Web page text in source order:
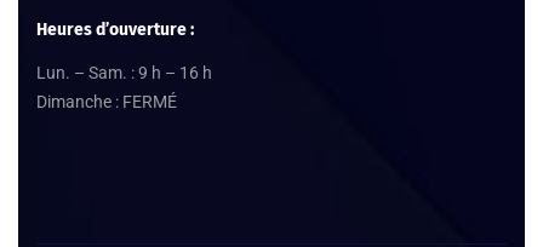
Heures d’ouverture :
Lun. – Sam. : 9 h – 16 h
Dimanche : FERMÉ